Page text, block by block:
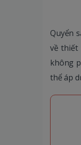
Quyển
về thiết
không
thể áp